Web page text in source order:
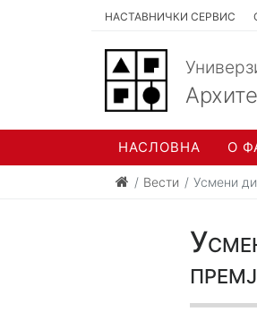
НАСТАВНИЧКИ СЕРВИС
НАСЛОВНА О
Вести Усмени